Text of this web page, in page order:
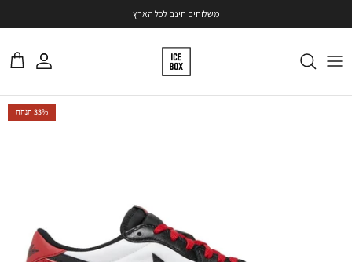
משלוחים חינם לכל הארץ
משתמש
עגלה
33% הנחה